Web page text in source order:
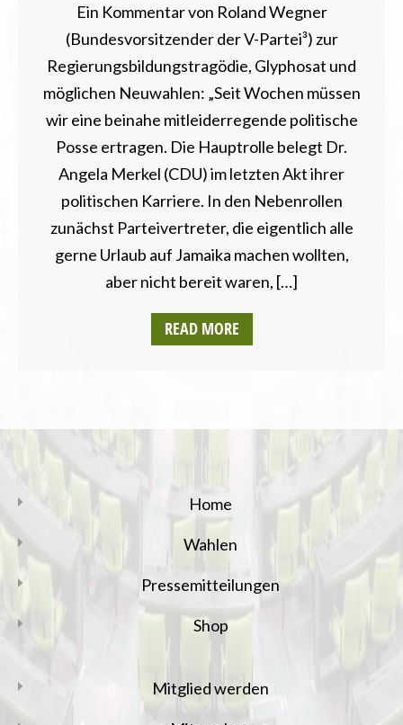
Ein Kommentar von Roland Wegner
(Bundesvorsitzender der V-Partei³) zur
Regierungsbildungstragödie, Glyphosat und
möglichen Neuwahlen: „Seit Wochen müssen
wir eine beinahe mitleiderregende politische
Posse ertragen. Die Hauptrolle belegt Dr.
Angela Merkel (CDU) im letzten Akt ihrer
politischen Karriere. In den Nebenrollen
zunächst Parteivertreter, die eigentlich alle
gerne Urlaub auf Jamaika machen wollten,
aber nicht bereit waren, […]
READ MORE
Home
Wahlen
Pressemitteilungen
Shop
Mitglied werden